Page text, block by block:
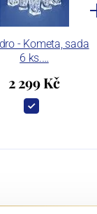
- Kometa, sada
6 ks.…
2 299 Kč